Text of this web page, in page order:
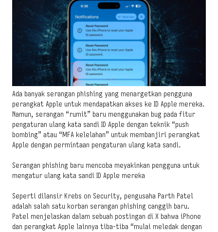
Ada banyak serangan phishing yang menargetkan pengguna
perangkat Apple untuk mendapatkan akses ke ID Apple mereka.
Namun, serangan “rumit” baru menggunakan bug pada fitur
pengaturan ulang kata sandi ID Apple dengan teknik “push
bombing” atau “MFA kelelahan” untuk membanjiri perangkat
Apple dengan permintaan pengaturan ulang kata sandi.
Serangan phishing baru mencoba meyakinkan pengguna untuk
mengatur ulang kata sandi ID Apple mereka
Seperti dilansir Krebs on Security, pengusaha Parth Patel
adalah salah satu korban serangan phishing canggih baru.
Patel menjelaskan dalam sebuah postingan di X bahwa iPhone
dan perangkat Apple lainnya tiba-tiba “mulai meledak dengan